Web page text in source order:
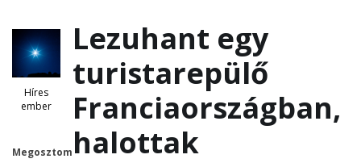
Híres
ember
Megosztom
Lezuhant egy
turistarepülő
Franciaországban,
halottak